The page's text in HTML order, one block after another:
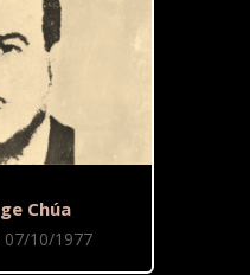
Chúa
07/10/1977